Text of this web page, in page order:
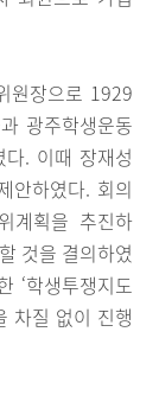
원장으로 1929
광주학생운동
. 이때 장재성
안하였다. 회의
계획을 추진하
것을 결의하였
‘학생투쟁지도
차질 없이 진행